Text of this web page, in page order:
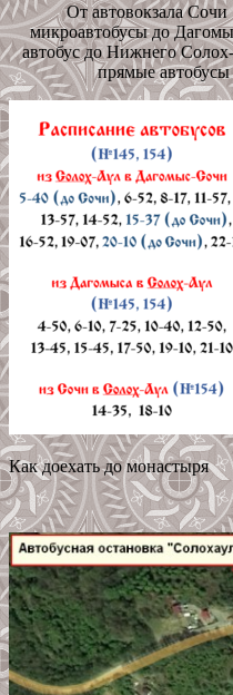
От автовокзала
микроавтобусы до
автобус до Нижнего
прямые
Как доехать до монастыря